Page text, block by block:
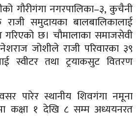
गौरीगंगा नगरपालिका–३, कुचैनी
समुदायका बालबालिकालाई
गरिएको छ। चौमालाका समाजसेवी
जोशीले राजी परिवारका ३९
स्वीटर तथा ट्रयाकसुट वितरण
पारेर स्थानीय शिवगंगा नमूना
कक्षा १ देखि ८ सम्म अध्ययनरत